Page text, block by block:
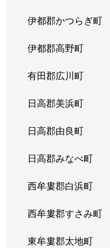
伊都郡かつらぎ町
伊都郡高野町
有田郡広川町
日高郡美浜町
日高郡由良町
日高郡みなべ町
西牟婁郡白浜町
西牟婁郡すさみ町
東牟婁郡太地町